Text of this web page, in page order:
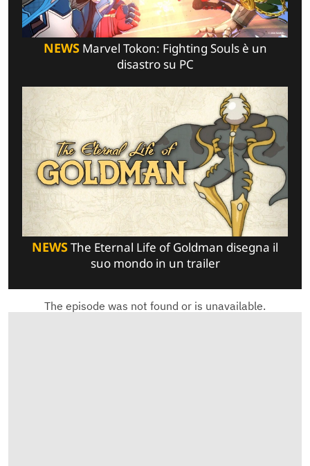
NEWSMarvel Tokon: Fighting Souls è un
disastro su PC
NEWSThe Eternal Life of Goldman disegna il
suo mondo in un trailer